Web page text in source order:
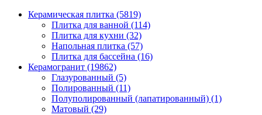
Керамическая плитка (5819)
Плитка для ванной (114)
Плитка для кухни (32)
Напольная плитка (57)
Плитка для бассейна (16)
Керамогранит (19862)
Глазурованный (5)
Полированный (11)
Полуполированный (лапатированный) (1)
Матовый (29)